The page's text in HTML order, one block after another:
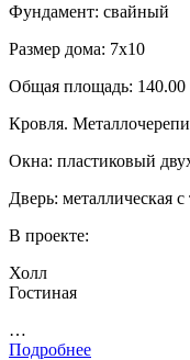
Фундамент: свайный
Размер дома: 7х10
Общая площадь: 140.00
Кровля.
Окна: пластиковый
Дверь: металлическая
В проекте:
Холл
Гостиная
…
Подробнее